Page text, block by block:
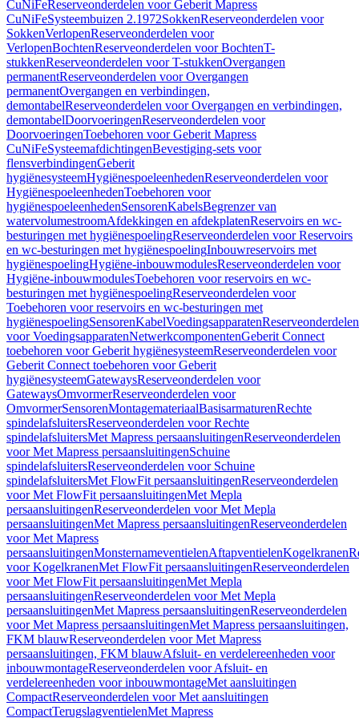
CuNiFeReserveonderdelen voor Geberit Mapress
CuNiFeSysteembuizen 2.1972SokkenReserveonderdelen voor
SokkenVerlopenReserveonderdelen voor
VerlopenBochtenReserveonderdelen voor BochtenT-
stukkenReserveonderdelen voor T-stukkenOvergangen
permanentReserveonderdelen voor Overgangen
permanentOvergangen en verbindingen,
demontabelReserveonderdelen voor Overgangen en verbindingen,
demontabelDoorvoeringenReserveonderdelen voor
DoorvoeringenToebehoren voor Geberit Mapress
CuNiFeSysteemafdichtingenBevestiging-sets voor
flensverbindingenGeberit
hygiënesysteemHygiënespoeleenhedenReserveonderdelen voor
HygiënespoeleenhedenToebehoren voor
hygiënespoeleenhedenSensorenKabelsBegrenzer van
watervolumestroomAfdekkingen en afdekplatenReservoirs en wc-
besturingen met hygiënespoelingReserveonderdelen voor Reservoirs
en wc-besturingen met hygiënespoelingInbouwreservoirs met
hygiënespoelingHygiëne-inbouwmodulesReserveonderdelen voor
Hygiëne-inbouwmodulesToebehoren voor reservoirs en wc-
besturingen met hygiënespoelingReserveonderdelen voor
Toebehoren voor reservoirs en wc-besturingen met
hygiënespoelingSensorenKabelVoedingsapparatenReserveonderdelen
voor VoedingsapparatenNetwerkcomponentenGeberit Connect
toebehoren voor Geberit hygiënesysteemReserveonderdelen voor
Geberit Connect toebehoren voor Geberit
hygiënesysteemGatewaysReserveonderdelen voor
GatewaysOmvormerReserveonderdelen voor
OmvormerSensorenMontagemateriaalBasisarmaturenRechte
spindelafsluitersReserveonderdelen voor Rechte
spindelafsluitersMet Mapress persaansluitingenReserveonderdelen
voor Met Mapress persaansluitingenSchuine
spindelafsluitersReserveonderdelen voor Schuine
spindelafsluitersMet FlowFit persaansluitingenReserveonderdelen
voor Met FlowFit persaansluitingenMet Mepla
persaansluitingenReserveonderdelen voor Met Mepla
persaansluitingenMet Mapress persaansluitingenReserveonderdelen
voor Met Mapress
persaansluitingenMonsternameventielenAftapventielenKogelkranen
voor KogelkranenMet FlowFit persaansluitingenReserveonderdelen
voor Met FlowFit persaansluitingenMet Mepla
persaansluitingenReserveonderdelen voor Met Mepla
persaansluitingenMet Mapress persaansluitingenReserveonderdelen
voor Met Mapress persaansluitingenMet Mapress persaansluitingen,
FKM blauwReserveonderdelen voor Met Mapress
persaansluitingen, FKM blauwAfsluit- en verdelereenheden voor
inbouwmontageReserveonderdelen voor Afsluit- en
verdelereenheden voor inbouwmontageMet aansluitingen
CompactReserveonderdelen voor Met aansluitingen
CompactTerugslagventielenMet Mapress